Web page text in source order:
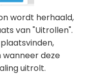
wordt herhaald,
van "Uitrollen".
deze
uitrolt.